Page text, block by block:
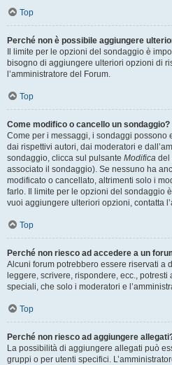
Top
Perché non è possibile aggiungere
Il limite per le opzioni del sondaggio è
bisogno di aggiungere ulteriori opzioni di
l’amministratore del Forum.
Top
Come modifico o cancello un sondaggio?
Come per i messaggi, i sondaggi possono
dai rispettivi autori, dai moderatori e
sondaggio, clicca sul pulsante Modifica del
associato il sondaggio). Se nessuno ha
modificato o cancellato, altrimenti solo i
farlo. Il limite per le opzioni del sondaggio
vuoi aggiungere ulteriori opzioni, contatta
Top
Perché non riesco ad accedere a un
Alcuni forum potrebbero essere riservati a
leggere, scrivere, rispondere, ecc.,
speciali, che solo i moderatori e
Top
Perché non riesco ad aggiungere
La possibilità di aggiungere allegati può
gruppi o per utenti specifici.